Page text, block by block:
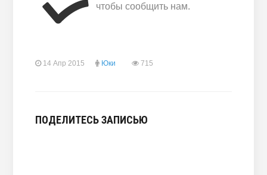
чтобы сообщить нам.
14 Апр 2015 Юки 715
ПОДЕЛИТЕСЬ ЗАПИСЬЮ